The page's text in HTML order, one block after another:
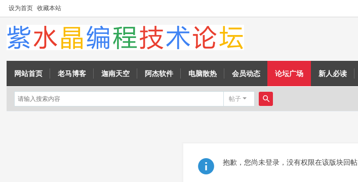
设为首页 收藏本站
网站首页 老马博客 迦南天空 阿杰软件 电脑散热 会员动态 论坛广场 新人必读
帖子
搜
抱歉，您尚未登录，没有权限在该版块回帖